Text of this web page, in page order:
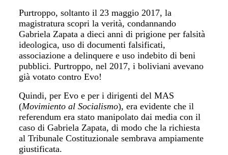
Purtroppo, soltanto il 23 maggio 2017, la
magistratura scopri la verità, condannando
Gabriela Zapata a dieci anni di prigione per falsità
ideologica, uso di documenti falsificati,
associazione a delinquere e uso indebito di beni
pubblici. Purtroppo, nel 2017, i boliviani avevano
già votato contro Evo!
Quindi, per Evo e per i dirigenti del MAS
(Movimiento al Socialismo), era evidente che il
referendum era stato manipolato dai media con il
caso di Gabriela Zapata, di modo che la richiesta
al Tribunale Costituzionale sembrava ampiamente
giustificata.